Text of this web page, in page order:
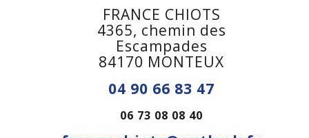
FRANCE CHIOTS
4365, chemin des
Escampades
84170 MONTEUX
04 90 66 83 47
06 73 08 08 40